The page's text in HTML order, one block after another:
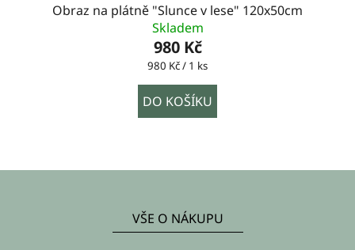
Obraz na plátně "Slunce v lese" 120x50cm
Skladem
980 Kč
Měrná
980 Kč / 1 ks
DO KOŠÍKU
VŠE O NÁKUPU